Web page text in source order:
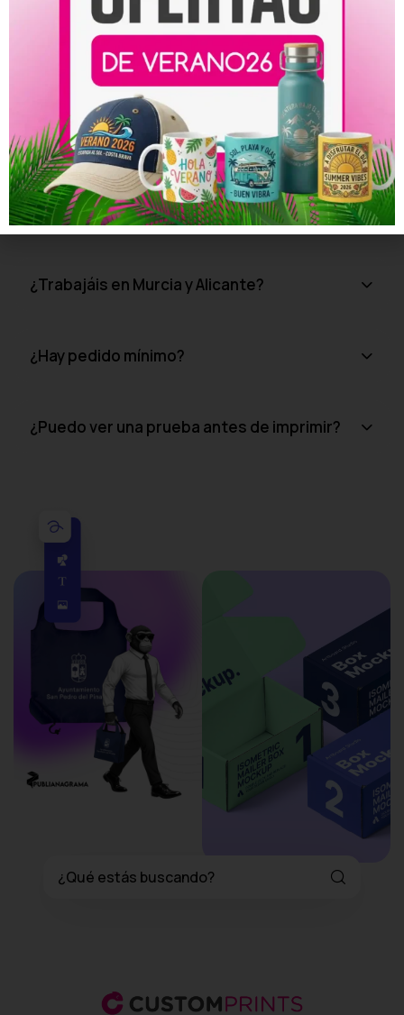
Vinilos
Todos adaptados a celebraciones, eventos y
necesidades visuales.
¿Hacéis impresión en gran formato?
¿Puedo hacer un pedido urgente?
¿Trabajáis en Murcia y Alicante?
¿Hay pedido mínimo?
¿Puedo ver una prueba antes de imprimir?